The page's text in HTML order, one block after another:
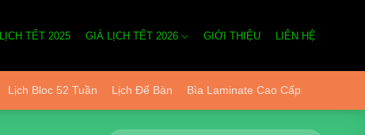
LỊCH TẾT 2025 GIÁ LỊCH TẾT 2026 GIỚI THIỆU LIÊN HỆ
Lịch Bloc 52 Tuần Lịch Để Bàn Bìa Laminate Cao Cấp